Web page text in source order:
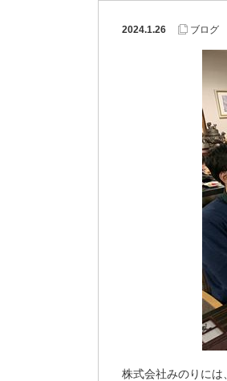
2024.1.26 ブログ
株式会社みのりには